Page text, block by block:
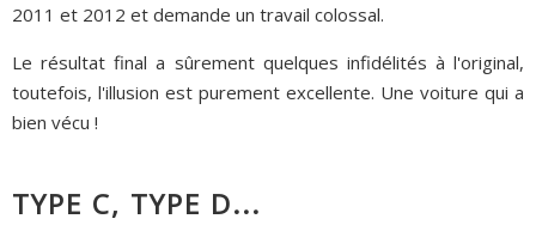
2011 et 2012 et demande un travail colossal.
Le résultat final a sûrement quelques infidélités à l'original,
toutefois, l'illusion est purement excellente. Une voiture qui a
bien vécu !
TYPE C, TYPE D...